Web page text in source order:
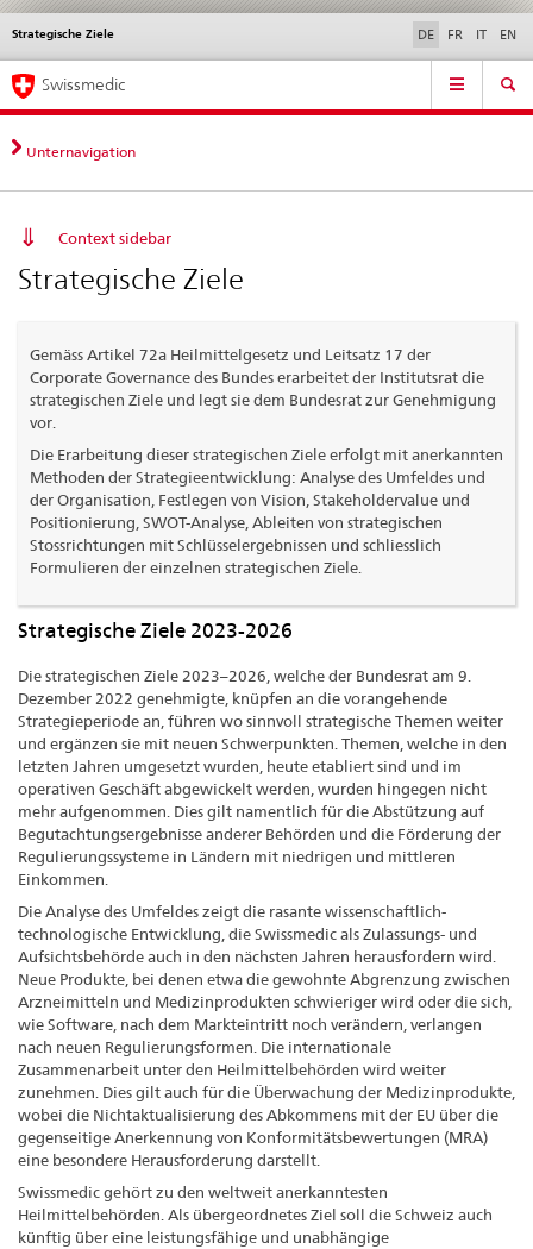
Direktnavigation
News,
Rechtsgrundlagen,
Kontakt
News & Updates Kontakt | Support & Hilfe
Strategische Ziele
Sprachwahl DE FR IT EN
Service
Hauptnavigation
Swissmedic
Unternavigation
Context sidebar
Strategische Ziele
Gemäss Artikel 72a Heilmittelgesetz und Leitsatz 17 der
Corporate Governance des Bundes erarbeitet der Institutsrat die
strategischen Ziele und legt sie dem Bundesrat zur Genehmigung
vor.
Die Erarbeitung dieser strategischen Ziele erfolgt mit anerkannten
Methoden der Strategieentwicklung: Analyse des Umfeldes und
der Organisation, Festlegen von Vision, Stakeholdervalue und
Positionierung, SWOT-Analyse, Ableiten von strategischen
Stossrichtungen mit Schlüsselergebnissen und schliesslich
Formulieren der einzelnen strategischen Ziele.
Strategische Ziele 2023-2026
Die strategischen Ziele 2023–2026, welche der Bundesrat am 9.
Dezember 2022 genehmigte, knüpfen an die vorangehende
Strategieperiode an, führen wo sinnvoll strategische Themen weiter
und ergänzen sie mit neuen Schwerpunkten. Themen, welche in den
letzten Jahren umgesetzt wurden, heute etabliert sind und im
operativen Geschäft abgewickelt werden, wurden hingegen nicht
mehr aufgenommen. Dies gilt namentlich für die Abstützung auf
Begutachtungsergebnisse anderer Behörden und die Förderung der
Regulierungssysteme in Ländern mit niedrigen und mittleren
Einkommen.
Die Analyse des Umfeldes zeigt die rasante wissenschaftlich-
technologische Entwicklung, die Swissmedic als Zulassungs- und
Aufsichtsbehörde auch in den nächsten Jahren herausfordern wird.
Neue Produkte, bei denen etwa die gewohnte Abgrenzung zwischen
Arzneimitteln und Medizinprodukten schwieriger wird oder die sich,
wie Software, nach dem Markteintritt noch verändern, verlangen
nach neuen Regulierungsformen. Die internationale
Zusammenarbeit unter den Heilmittelbehörden wird weiter
zunehmen. Dies gilt auch für die Überwachung der Medizinprodukte,
wobei die Nichtaktualisierung des Abkommens mit der EU über die
gegenseitige Anerkennung von Konformitätsbewertungen (MRA)
eine besondere Herausforderung darstellt.
Swissmedic gehört zu den weltweit anerkanntesten
Heilmittelbehörden. Als übergeordnetes Ziel soll die Schweiz auch
künftig über eine leistungsfähige und unabhängige